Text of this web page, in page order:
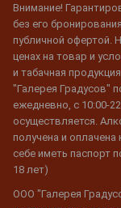
Внимание!
без его
публичной офертой.
ценах на товар и
и табачная
"Галерея Градусов"
ежедневно, с 10:00-
осуществляется.
получена и оплачена
себе иметь
18 лет)
ООО "Галерея